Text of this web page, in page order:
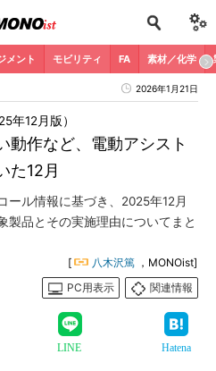
メント モビリティ FA 素材／化学
2026年1月21日
動作など、電動アシスト
た12月
年12月版）
ール情報に基づき、2025年12月
製品とその実施理由についてまと
[ 八木沢篤 ，MONOist]
PC用表示
関連情報
LINE Hatena